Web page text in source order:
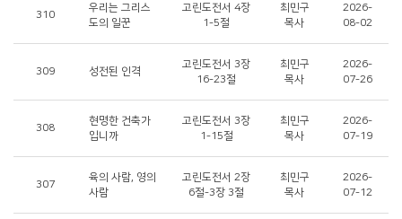
310
우리는 그리스
도의 일꾼
고린도전서 4장
1-5절
최민구
목사
2026-
08-02
309 성전된 인격
고린도전서 3장
16-23절
최민구
목사
2026-
07-26
308
현명한 건축가
입니까
고린도전서 3장
1-15절
최민구
목사
2026-
07-19
307
육의 사람, 영의
사람
고린도전서 2장
6절-3장 3절
최민구
목사
2026-
07-12